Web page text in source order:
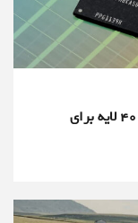
سامسونگ از اولین تراشه حافظه با بیش از ۴۰۰ لایه برای